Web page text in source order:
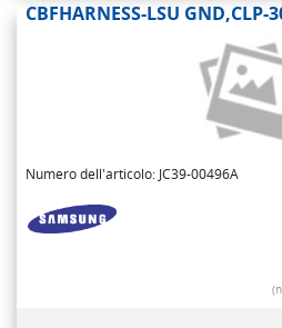
CBFHARNESS-LSU GND,CLP-
Numero dell'articolo: JC39-00496A